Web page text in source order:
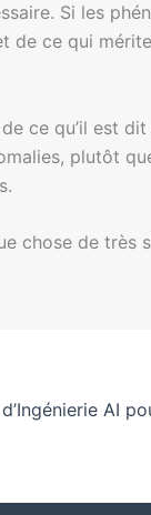
Si les
de ce qui
ce qu’il est dit
plutôt
chose de très